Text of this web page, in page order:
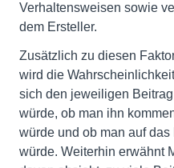
Verhaltensweisen sowie
dem Ersteller.
Zusätzlich zu diesen
wird die
sich den jeweiligen
würde, ob man ihn
würde und ob man auf
würde. Weiterhin erwähnt